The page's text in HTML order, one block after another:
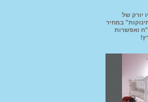
יורק של
במחיר
רק 1349 ש"ח ואפשרות